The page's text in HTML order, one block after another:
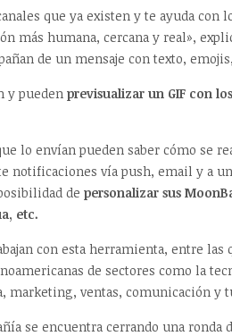
que ya existen y te ayuda con
más humana, cercana y real»,
de un mensaje con texto,
y pueden previsualizar un GIF con
lo envían pueden saber cómo se
notificaciones vía push, email y a
de personalizar sus
etc.
con esta herramienta, entre las
de sectores como la
marketing, ventas, comunicación y
se encuentra cerrando una ronda